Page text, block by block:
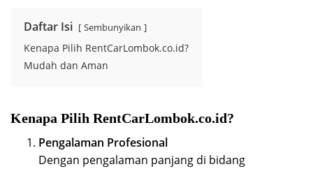
Daftar Isi Sembunyikan
Kenapa Pilih RentCarLombok.co.id?
Mudah dan Aman
Kenapa Pilih RentCarLombok.co.id?
Pengalaman Profesional
Dengan pengalaman panjang di bidang